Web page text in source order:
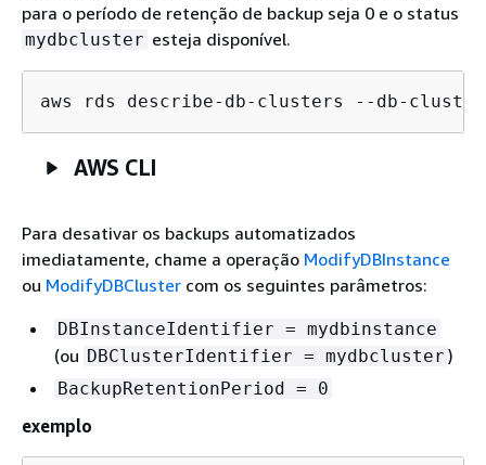
para o período de retenção de backup seja 0 e o status
mydbcluster esteja disponível.
aws rds describe-db-clusters --db-
AWS CLI
Para desativar os backups automatizados
imediatamente, chame a operação ModifyDBInstance
ou ModifyDBCluster com os seguintes parâmetros:
DBInstanceIdentifier = mydbinstance
(ou DBClusterIdentifier = mydbcluster )
BackupRetentionPeriod = 0
exemplo